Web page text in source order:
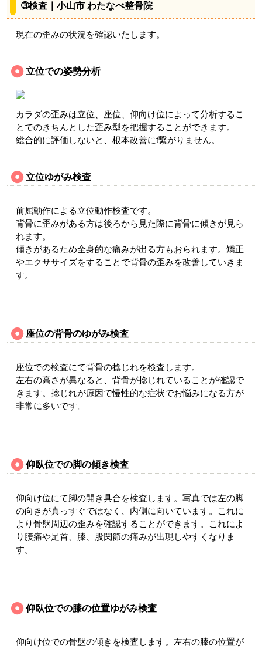
➂検査｜小山市 わたなべ整骨院
現在の歪みの状況を確認いたします。
立位での姿勢分析
カラダの歪みは立位、座位、仰向け位によって分析するこ
とでのきちんとした歪み型を把握することができます。
総合的に評価しないと、根本改善にt繋がりません。
立位ゆがみ検査
前屈動作による立位動作検査です。
背骨に歪みがある方は後ろから見た際に背骨に傾きが見ら
れます。
傾きがあるため全身的な痛みが出る方もおられます。矯正
やエクササイズをすることで背骨の歪みを改善していきま
す。
座位の背骨のゆがみ検査
座位での検査にて背骨の捻じれを検査します。
左右の高さが異なると、背骨が捻じれていることが確認で
きます。捻じれが原因で慢性的な症状でお悩みになる方が
非常に多いです。
仰臥位での脚の傾き検査
仰向け位にて脚の開き具合を検査します。写真では左の脚
の向きが真っすぐではなく、内側に向いています。これに
より骨盤周辺の歪みを確認することができます。これによ
り腰痛や足首、膝、股関節の痛みが出現しやすくなりま
す。
仰臥位での膝の位置ゆがみ検査
仰向け位での骨盤の傾きを検査します。左右の膝の位置が